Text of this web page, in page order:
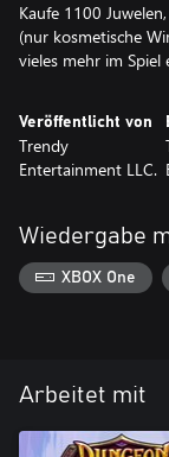
Kaufe 1100
(nur kosmetische
vieles mehr im Spiel
Veröffentlicht von
Trendy
Entertainment LLC.
Wiedergabe
XBOX One
Arbeitet mit